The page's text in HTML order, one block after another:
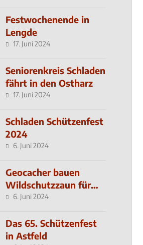
Festwochenende in
Lengde
17. Juni 2024
Seniorenkreis Schladen
fährt in den Ostharz
17. Juni 2024
Schladen Schützenfest
2024
6. Juni 2024
Geocacher bauen
Wildschutzzaun für
den MachMit! Wald
6. Juni 2024
Das 65. Schützenfest
in Astfeld